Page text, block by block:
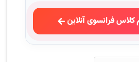
کلاس فرانسوی آنلاین